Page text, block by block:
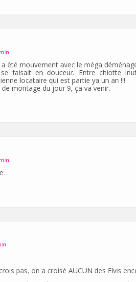
été mouvement avec le méga
faisait en douceur. Entre chiotte
locataire qui est partie ya un an !!!
montage du jour 9, ça va venir.
pas, on a croisé AUCUN des Elvis